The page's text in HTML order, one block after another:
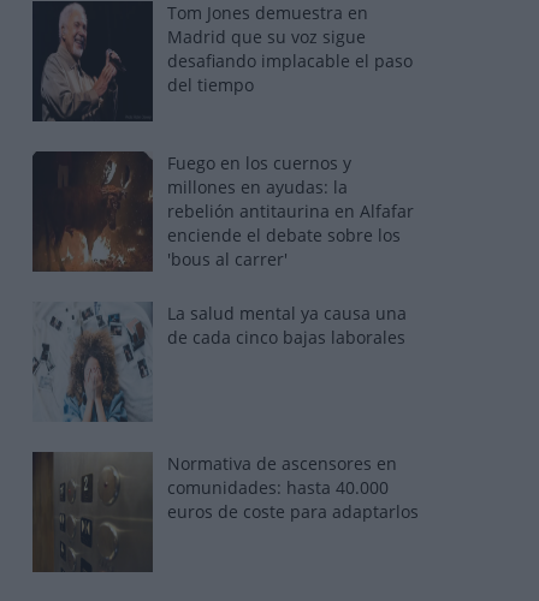
Tom Jones demuestra en
Madrid que su voz sigue
desafiando implacable el paso
del tiempo
Fuego en los cuernos y
millones en ayudas: la
rebelión antitaurina en Alfafar
enciende el debate sobre los
'bous al carrer'
La salud mental ya causa una
de cada cinco bajas laborales
Normativa de ascensores en
comunidades: hasta 40.000
euros de coste para adaptarlos